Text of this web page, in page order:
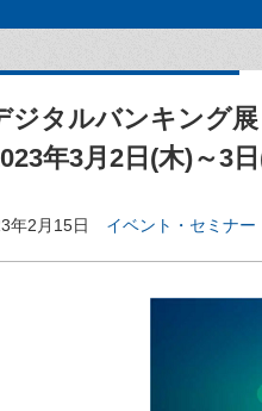
ジタルバンキング展
年3月2日(木)～
年2月15日 イベント・セミナー